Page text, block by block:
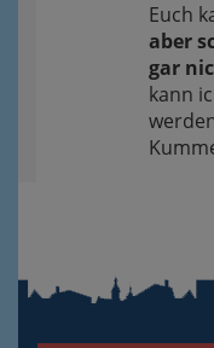
Euch
aber
gar
kann